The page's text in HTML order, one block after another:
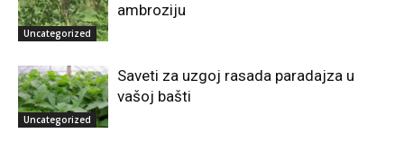
Uncategorized
ambroziju
Uncategorized
Saveti za uzgoj rasada paradajza u
vašoj bašti